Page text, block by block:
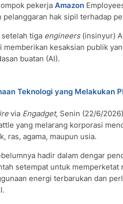
pekerja Amazon
hak sipil terhadap
tiga engineers(insinyur)
memberikan kesaksian publik
buatan (AI).
Teknologi yang Melakukan
via Engadget, Senin (22/6/
yang melarang korporasi
ras, agama, maupun usia.
hadir dalam dengar
setempat untuk memperketat
energi terbarukan dan